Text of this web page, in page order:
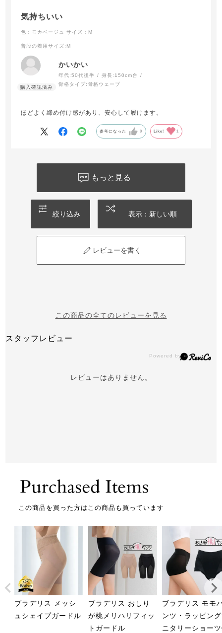
気持ちいい
色：モカベージュ サイズ：M
普段の着用サイズ :M
かいかい
年代:50代後半 身長: 150cm台
骨格タイプ:骨格ウェーブ
ほどよく締め付け感があり、安心して履けます。
参考になった 0 Like! 1
もっと見る
絞り込み 表示：新しい順
レビューを書く
この商品の全てのレビューを見る
スタッフレビュー
レビューはありません。
この商品を買った方はこの商品も買っています
ブラデリス メッシ
ュシェイプガードル
ブラデリス おしり
が桃メリハリフィッ
トガードル
ブラデリス モモ
ンツ・ラッピン
ニタリーショー